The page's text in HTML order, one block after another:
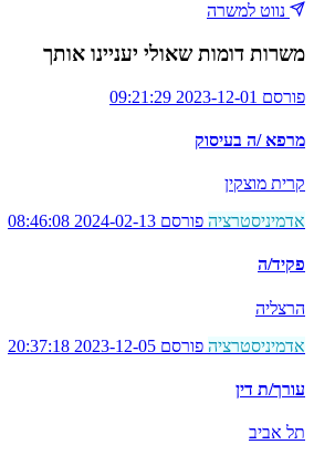
נווט למשרה
משרות דומות שאולי יעניינו אותך
פורסם 2023-12-01 09:21:29
מרפא /ה בעיסוק
קרית מוצקין
אדמיניסטרציה פורסם 2024-02-13 08:46:08
פקיד/ה
הרצליה
אדמיניסטרציה פורסם 2023-12-05 20:37:18
עורך/ת דין
תל אביב